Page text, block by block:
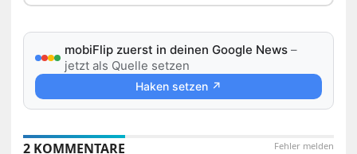
mobiFlip zuerst in deinen Google News –
jetzt als Quelle setzen
Haken setzen ↗
Fehler melden
2 KOMMENTARE